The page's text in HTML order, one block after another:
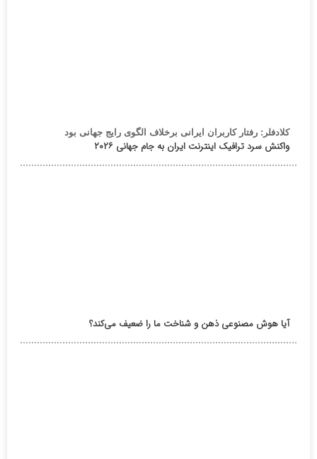
کلادفلر: رفتار کاربران ایرانی برخلاف الگوی رایج جهانی بود
واکنش سرد ترافیک اینترنت ایران به جام جهانی ۲۰۲۶
آیا هوش مصنوعی ذهن و شناخت ما را ضعیف می‌کند؟